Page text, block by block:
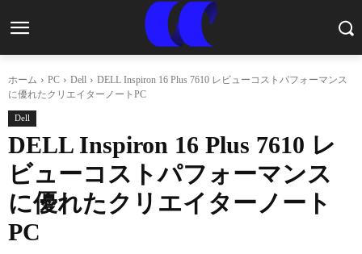
ホーム PC Dell
DELL Inspiron 16 Plus 7610 レビューコストパフォーマンス
に優れたクリエイターノートPC
Dell
DELL Inspiron 16 Plus 7610 レ
ビューコストパフォーマンス
に優れたクリエイターノート
PC